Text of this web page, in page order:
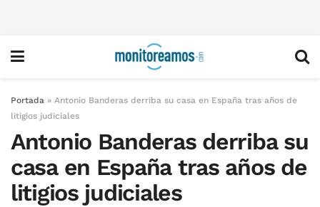
Portada » Antonio Banderas derriba su casa en España tras años de
litigios judiciales
Antonio Banderas derriba su
casa en España tras años de
litigios judiciales